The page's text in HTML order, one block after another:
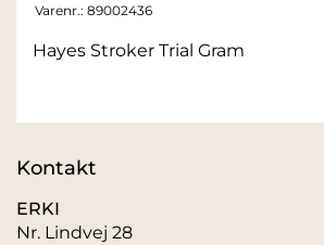
Varenr.: 89002436
Hayes Stroker Trial Gram
Kontakt
ERKI
Nr. Lindvej 28